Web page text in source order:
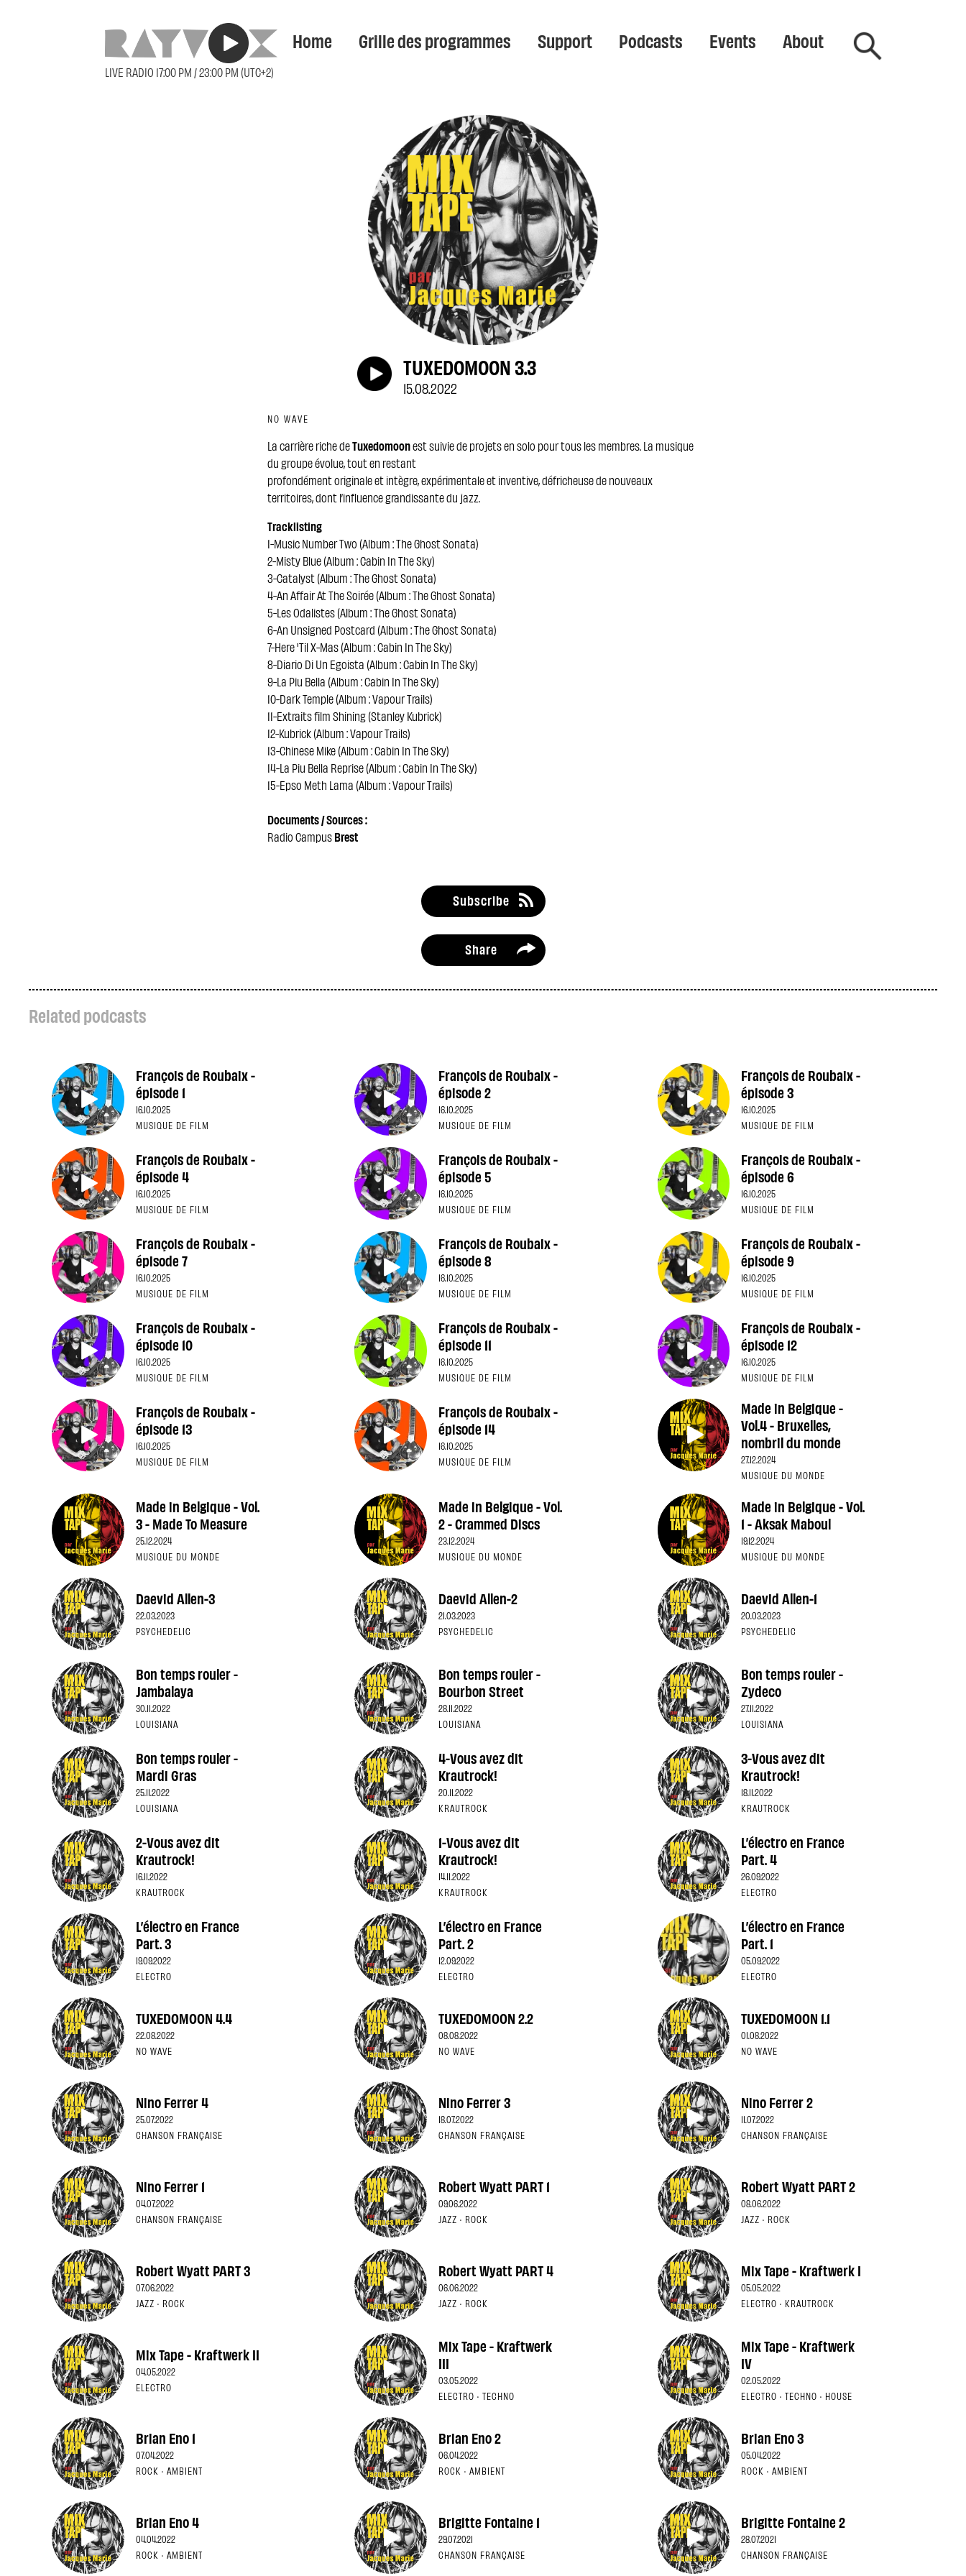
LIVE RADIO 17:00 PM / 23:00 PM (UTC+2)
Home Grille des programmes Support Podcasts Events About
TUXEDOMOON 3.3
15.08.2022
NO WAVE
La carrière riche deTuxedomoonest suivie de projets en solo pour tous les membres. La musique
du groupe évolue, tout en restant
profondément originale et intègre, expérimentale et inventive, défricheuse de nouveaux
territoires, dont l’influence grandissante du jazz.
Tracklisting
1-Music Number Two (Album : The Ghost Sonata)
2-Misty Blue (Album : Cabin In The Sky)
3-Catalyst (Album : The Ghost Sonata)
4-An Affair At The Soirée (Album : The Ghost Sonata)
5-Les Odalistes (Album : The Ghost Sonata)
6-An Unsigned Postcard (Album : The Ghost Sonata)
7-Here 'Til X-Mas (Album : Cabin In The Sky)
8-Diario Di Un Egoista (Album : Cabin In The Sky)
9-La Piu Bella (Album : Cabin In The Sky)
10-Dark Temple (Album : Vapour Trails)
11-Extraits film Shining (Stanley Kubrick)
12-Kubrick (Album : Vapour Trails)
13-Chinese Mike (Album : Cabin In The Sky)
14-La Piu Bella Reprise (Album : Cabin In The Sky)
15-Epso Meth Lama (Album : Vapour Trails)
Documents / Sources :
Radio CampusBrest
Subscribe
Share
Related podcasts
François de Roubaix -
épisode 1
16.10.2025
MUSIQUE DE FILM
François de Roubaix -
épisode 2
16.10.2025
MUSIQUE DE FILM
François de Roubaix -
épisode 3
16.10.2025
MUSIQUE DE FILM
François de Roubaix -
épisode 4
16.10.2025
MUSIQUE DE FILM
François de Roubaix -
épisode 5
16.10.2025
MUSIQUE DE FILM
François de Roubaix -
épisode 6
16.10.2025
MUSIQUE DE FILM
François de Roubaix -
épisode 7
16.10.2025
MUSIQUE DE FILM
François de Roubaix -
épisode 8
16.10.2025
MUSIQUE DE FILM
François de Roubaix -
épisode 9
16.10.2025
MUSIQUE DE FILM
François de Roubaix -
épisode 10
16.10.2025
MUSIQUE DE FILM
François de Roubaix -
épisode 11
16.10.2025
MUSIQUE DE FILM
François de Roubaix -
épisode 12
16.10.2025
MUSIQUE DE FILM
François de Roubaix -
épisode 13
16.10.2025
MUSIQUE DE FILM
François de Roubaix -
épisode 14
16.10.2025
MUSIQUE DE FILM
Made in Belgique -
Vol.4 - Bruxelles,
nombril du monde
27.12.2024
MUSIQUE DU MONDE
Made in Belgique - Vol.
3 - Made To Measure
25.12.2024
MUSIQUE DU MONDE
Made in Belgique - Vol.
2 - Crammed Discs
23.12.2024
MUSIQUE DU MONDE
Made in Belgique - Vol.
1 - Aksak Maboul
19.12.2024
MUSIQUE DU MONDE
Daevid Allen-3
22.03.2023
PSYCHEDELIC
Daevid Allen-2
21.03.2023
PSYCHEDELIC
Daevid Allen-1
20.03.2023
PSYCHEDELIC
Bon temps rouler -
Jambalaya
30.11.2022
LOUISIANA
Bon temps rouler -
Bourbon Street
28.11.2022
LOUISIANA
Bon temps rouler -
Zydeco
27.11.2022
LOUISIANA
Bon temps rouler -
Mardi Gras
25.11.2022
LOUISIANA
4-Vous avez dit
Krautrock!
20.11.2022
KRAUTROCK
3-Vous avez dit
Krautrock!
18.11.2022
KRAUTROCK
2-Vous avez dit
Krautrock!
16.11.2022
KRAUTROCK
1-Vous avez dit
Krautrock!
14.11.2022
KRAUTROCK
L’électro en France
Part. 4
26.09.2022
ELECTRO
L’électro en France
Part. 3
19.09.2022
ELECTRO
L’électro en France
Part. 2
12.09.2022
ELECTRO
L’électro en France
Part. 1
05.09.2022
ELECTRO
TUXEDOMOON 4.4
22.08.2022
NO WAVE
TUXEDOMOON 2.2
08.08.2022
NO WAVE
TUXEDOMOON 1.1
01.08.2022
NO WAVE
Nino Ferrer 4
25.07.2022
CHANSON FRANÇAISE
Nino Ferrer 3
18.07.2022
CHANSON FRANÇAISE
Nino Ferrer 2
11.07.2022
CHANSON FRANÇAISE
Nino Ferrer 1
04.07.2022
CHANSON FRANÇAISE
Robert Wyatt PART 1
09.06.2022
JAZZ · ROCK
Robert Wyatt PART 2
08.06.2022
JAZZ · ROCK
Robert Wyatt PART 3
07.06.2022
JAZZ · ROCK
Robert Wyatt PART 4
06.06.2022
JAZZ · ROCK
Mix Tape - Kraftwerk I
05.05.2022
ELECTRO · KRAUTROCK
Mix Tape - Kraftwerk II
04.05.2022
ELECTRO
Mix Tape - Kraftwerk
III
03.05.2022
ELECTRO · TECHNO
Mix Tape - Kraftwerk
IV
02.05.2022
ELECTRO · TECHNO · HOUSE
Brian Eno 1
07.04.2022
ROCK · AMBIENT
Brian Eno 2
06.04.2022
ROCK · AMBIENT
Brian Eno 3
05.04.2022
ROCK · AMBIENT
Brian Eno 4
04.04.2022
ROCK · AMBIENT
Brigitte Fontaine 1
29.07.2021
CHANSON FRANÇAISE
Brigitte Fontaine 2
28.07.2021
CHANSON FRANÇAISE